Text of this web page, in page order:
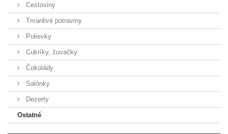
Cestoviny
Trvanlivé potraviny
Polievky
Cukríky, žuvačky
Čokolády
Salónky
Dezerty
Ostatné